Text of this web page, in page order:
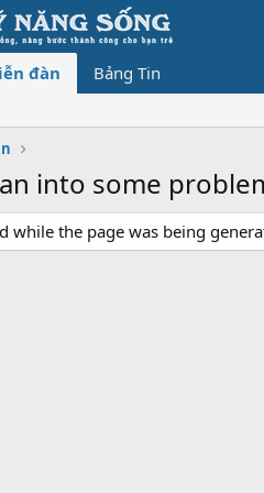
đàn Bảng Tin
into some
while the page was being